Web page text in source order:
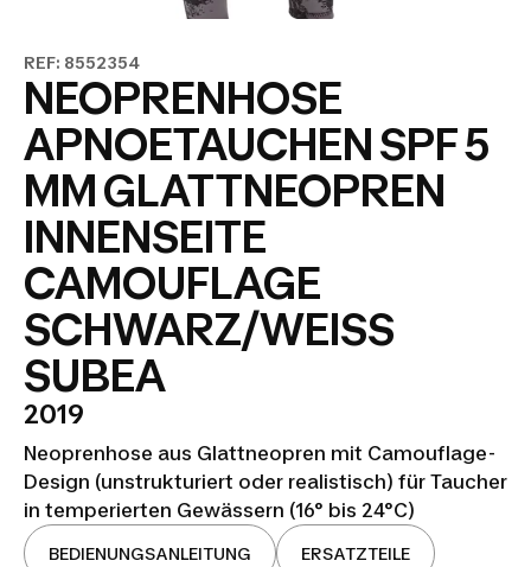
REF: 8552354
NEOPRENHOSE
APNOETAUCHEN SPF 5
MM GLATTNEOPREN
INNENSEITE
CAMOUFLAGE
SCHWARZ/WEISS
SUBEA
2019
Neoprenhose aus Glattneopren mit Camouflage-
Design (unstrukturiert oder realistisch) für Taucher
in temperierten Gewässern (16° bis 24°C)
BEDIENUNGSANLEITUNG ERSATZTEILE